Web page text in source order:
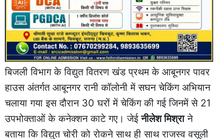
बिजली विभाग के विद्युत वितरण खंड प्रथम के आबूनगर पावर
हाउस अंतर्गत आबूनगर रानी कॉलोनी में सघन चेकिंग अभियान
चलाया गया इस दौरान 30 घरों में चेकिंग की गई जिनमें से 21
उपभोक्ताओं के कनेक्शन काटे गए। जेईनीलेश मिश्राने
बताया कि विद्युत चोरी को रोकने साथ ही साथ राजस्व वसूली